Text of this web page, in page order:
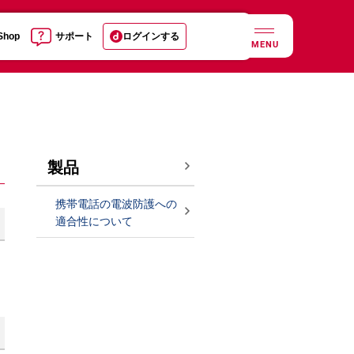
サポート ログインする
MENU
製品
携帯電話の電波防護への
適合性について